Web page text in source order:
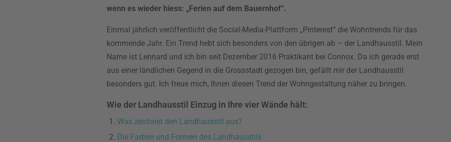
wenn es wieder hiess: „Ferien auf dem Bauernhof“.
Einmal jährlich veröffentlicht die Social-Media-Plattform „Pinterest“ die Wohntrends für das
kommende Jahr. Ein Trend hebt sich besonders von den übrigen ab – der Landhausstil. Mein
Name ist Lennard und ich bin seit Dezember 2016 Praktikant bei Connox. Da ich gerade erst
aus einer ländlichen Gegend in die Grossstadt gezogen bin, gefällt mir der Landhausstil
besonders gut. Ich freue mich, Ihnen diesen Trend der Wohngestaltung näher zu bringen.
Wie der Landhausstil Einzug in Ihre vier Wände hält:
Was zeichnet den Landhausstil aus?
Die Farben und Formen des Landhausstils